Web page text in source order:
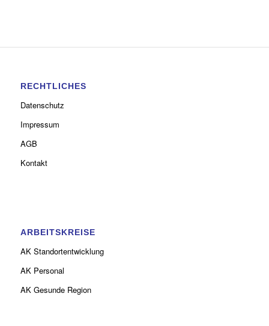
RECHTLICHES
Datenschutz
Impressum
AGB
Kontakt
ARBEITSKREISE
AK Standortentwicklung
AK Personal
AK Gesunde Region